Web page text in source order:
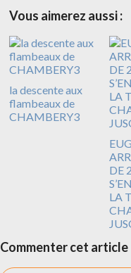
Vous aimerez aussi :
la descente aux
flambeaux de
CHAMBERY3
DE
LA
Commenter cet article